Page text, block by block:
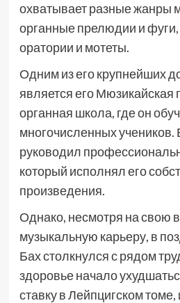
охватывает разные жанры
органные прелюдии и
оратории и мотеты.
Одним из его крупнейших
является его Мюзикайская
органная школа, где он
многочисленных учеников.
руководил
который исполнял его
произведения.
Однако, несмотря на
музыкальную карьеру, в
Бах столкнулся с рядом
здоровье начало
ставку в Лейпцигском томе,